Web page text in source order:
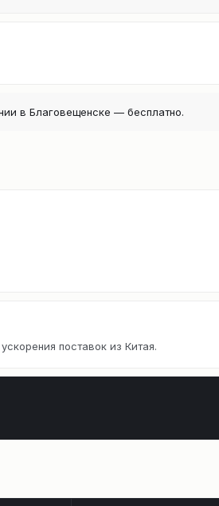
в Благовещенске — бесплатно.
поставок из Китая.